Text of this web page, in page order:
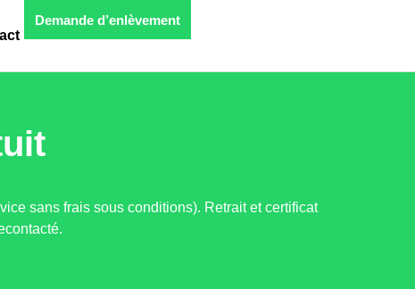
Demande d’enlèvement
sans frais sous conditions). Retrait et certificat